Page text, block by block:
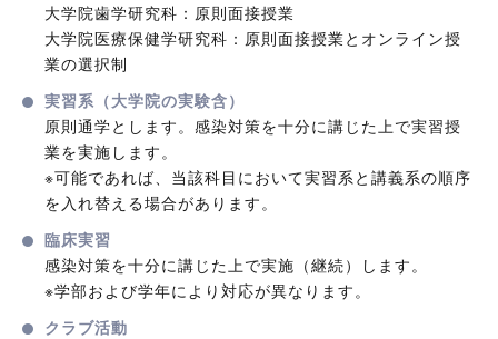
大学院歯学研究科：原則面接授業
大学院医療保健学研究科：原則面接授業とオンライン授
業の選択制
実習系（大学院の実験含）
原則通学とします。感染対策を十分に講じた上で実習授
業を実施します。
※可能であれば、当該科目において実習系と講義系の順序
を入れ替える場合があります。
臨床実習
感染対策を十分に講じた上で実施（継続）します。
※学部および学年により対応が異なります。
クラブ活動